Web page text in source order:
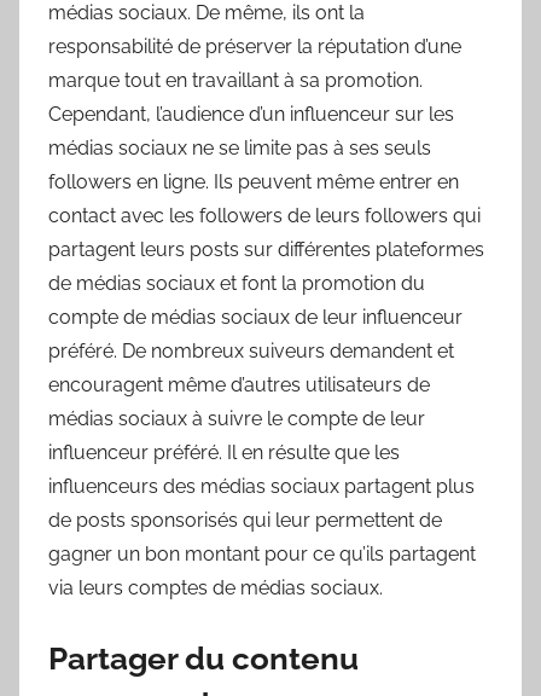
médias sociaux. De même, ils ont la
responsabilité de préserver la réputation d’une
marque tout en travaillant à sa promotion.
Cependant, l’audience d’un influenceur sur les
médias sociaux ne se limite pas à ses seuls
followers en ligne. Ils peuvent même entrer en
contact avec les followers de leurs followers qui
partagent leurs posts sur différentes plateformes
de médias sociaux et font la promotion du
compte de médias sociaux de leur influenceur
préféré. De nombreux suiveurs demandent et
encouragent même d’autres utilisateurs de
médias sociaux à suivre le compte de leur
influenceur préféré. Il en résulte que les
influenceurs des médias sociaux partagent plus
de posts sponsorisés qui leur permettent de
gagner un bon montant pour ce qu’ils partagent
via leurs comptes de médias sociaux.
Partager du contenu